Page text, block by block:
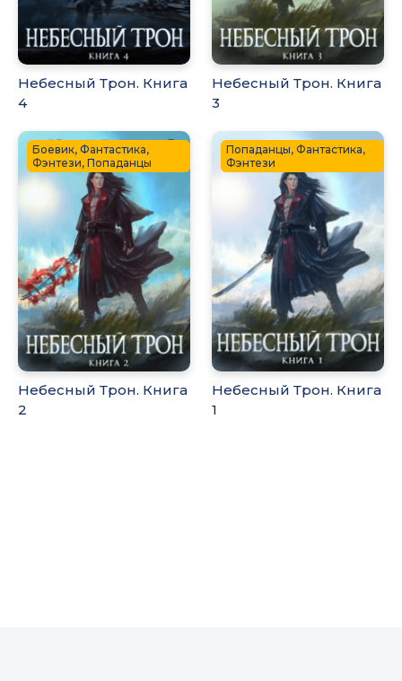
Небесный Трон. Книга
4
Небесный Трон. Книга
3
Боевик, Фантастика,
Фэнтези, Попаданцы
Небесный Трон. Книга
2
Попаданцы, Фантастика,
Фэнтези
Небесный Трон. Книга
1